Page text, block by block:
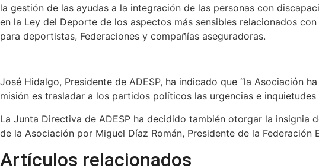
la gestión de las ayudas a la integración de las personas con
en la Ley del Deporte de los aspectos más sensibles relacionados
para deportistas, Federaciones y compañías aseguradoras.
José Hidalgo, Presidente de ADESP, ha indicado que “la Asociación
misión es trasladar a los partidos políticos las urgencias e inquietudes
La Junta Directiva de ADESP ha decidido también otorgar la insignia
de la Asociación por Miguel Díaz Román, Presidente de la Federación
Artículos relacionados